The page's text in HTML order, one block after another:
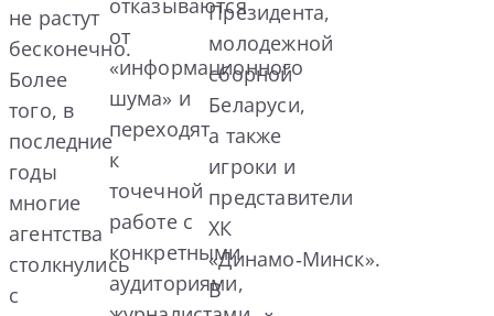
не растут
бесконечно.
Более
того, в
последние
годы
многие
агентства
столкнулись
с
отказываются
от
«информационного
шума» и
переходят
к
точечной
работе с
конкретными
аудиториями,
Президента,
молодежной
сборной
Беларуси,
а также
игроки и
представители
ХК
«Динамо‑Минск».
В